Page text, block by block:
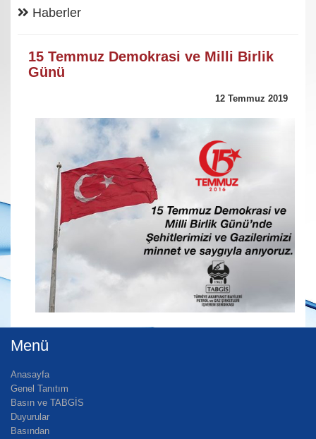
Haberler
15 Temmuz Demokrasi ve Milli Birlik
Günü
12 Temmuz 2019
Menü
Anasayfa
Genel Tanıtım
Basın ve TABGİS
Duyurular
Basından